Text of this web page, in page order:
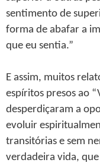
sentimento de
forma de abafar a
que eu sentia.”
E assim, muitos
espíritos presos ao
desperdiçaram a
evoluir
transitórias e sem
verdadeira vida,